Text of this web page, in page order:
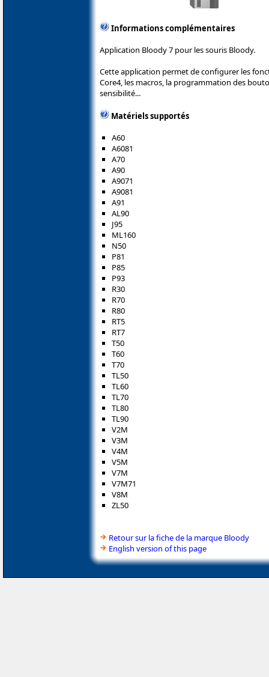
Informations complémentaires
Application Bloody 7 pour les souris Bloody.
Cette application permet de configurer les
Core4, les macros, la programmation des
sensibilité...
Matériels supportés
A60
A6081
A70
A90
A9071
A9081
A91
AL90
J95
ML160
N50
P81
P85
P93
R30
R70
R80
RT5
RT7
T50
T60
T70
TL50
TL60
TL70
TL80
TL90
V2M
V3M
V4M
V5M
V7M
V7M71
V8M
ZL50
Retour sur la fiche de la marque Bloody
English version of this page